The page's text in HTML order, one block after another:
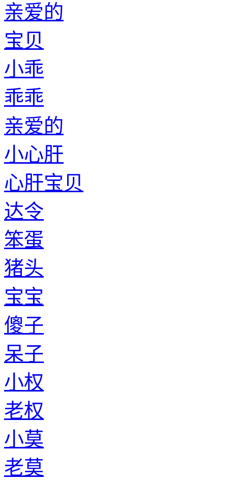
亲爱的
宝贝
小乖
乖乖
亲爱的
小心肝
心肝宝贝
达令
笨蛋
猪头
宝宝
傻子
呆子
小权
老权
小莫
老莫